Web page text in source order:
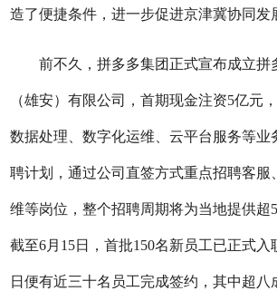
造了便捷条件，进一步促进京津冀协同发
前不久，拼多多集团正式宣布成立拼
（雄安）有限公司，首期现金注资5亿元
数据处理、数字化运维、云平台服务等业
聘计划，通过公司直签方式重点招聘客服
维等岗位，整个招聘周期将为当地提供超
截至6月15日，首批150名新员工已正式
日便有近三十名员工完成签约，其中超 八